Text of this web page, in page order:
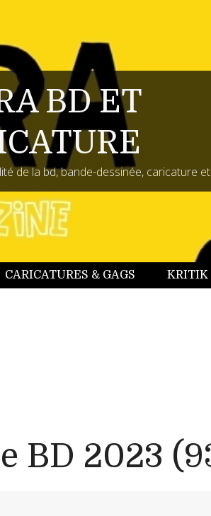
BD ET
de la bd, bande-dessinée, caricature
CARICATURES & GAGS KRITIK
BD 2023